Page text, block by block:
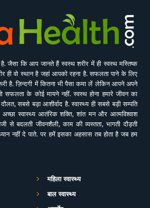
जैसा कि आप जानते हैं स्वस्थ शरीर में ही स्वस्थ मस्तिष्क
ही वो स्थान है जहां आपको रहना है. सफलता पाने के लिए
है. ज़िन्दगी में कितना भी पैसा कमा लें लेकिन आपने अपने
सफलता के कोई मायने नहीं. स्वस्थ होना हमारे जीवन का
सबसे बड़ा आशीर्वाद है. स्वास्थ्य ही सबसे बड़ी सम्पति
स्वास्थ्य आतंरिक शक्ति, शांत मन और आत्मविश्वाश
से बदलती जीवनशैली, काम की व्यस्तता, भागती दौड़ती
नहीं दे पाते. पर हमें इसका अहसास तब होता है जब हम
को साकार करने के मकसद से इस डिजिटल मीडिया
है. जहां स्वास्थ्य विशेषज्ञों के साथ पत्रकारों, शोधकर्ताओं,
बीमारियों और उनके इलाज, विशेषज्ञों की राय, नवीन
जुड़ रही है. जिसका मकसद सिर्फ और सिर्फ आपको
प्रदान करना है. उम्मीद ही नहीं पूरा भरोसा है आप पूरी
महिला स्वास्थ्य
बाल स्वास्थ्य